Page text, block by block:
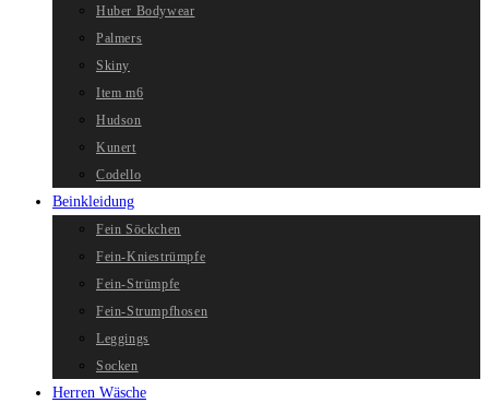
Huber Bodywear
Palmers
Skiny
Item m6
Hudson
Kunert
Codello
Beinkleidung
Fein Söckchen
Fein-Kniestrümpfe
Fein-Strümpfe
Fein-Strumpfhosen
Leggings
Socken
Herren Wäsche